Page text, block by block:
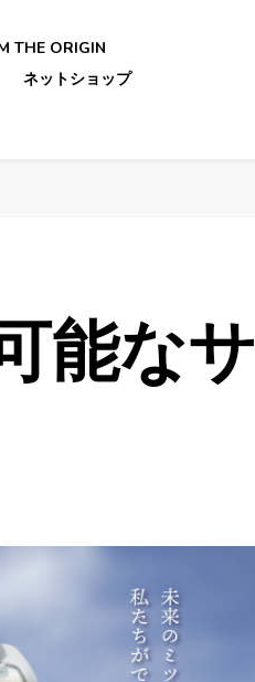
THE ORIGIN
ネットショップ
能なサ